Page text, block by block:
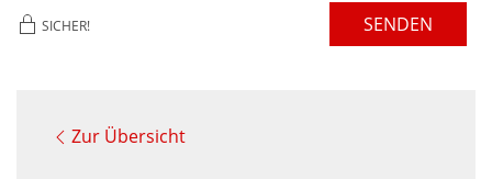
SICHER! SENDEN
Zur Übersicht